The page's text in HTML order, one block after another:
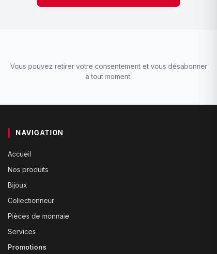
Vous pouvez retirer votre consentement et vous désabonner
à tout moment.
NAVIGATION
Accueil
Nos produits
Bijoux
Collectionneur
Pièces de monnaie
Services
Promotions